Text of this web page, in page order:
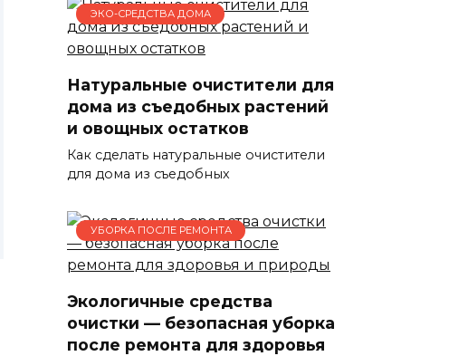
ЭКО-СРЕДСТВА ДОМА
Натуральные очистители для
дома из съедобных растений
и овощных остатков
Как сделать натуральные очистители
для дома из съедобных
УБОРКА ПОСЛЕ РЕМОНТА
Экологичные средства
очистки — безопасная уборка
после ремонта для здоровья